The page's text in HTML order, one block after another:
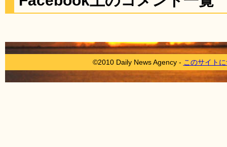
©2010 Daily News Agency - このサイト